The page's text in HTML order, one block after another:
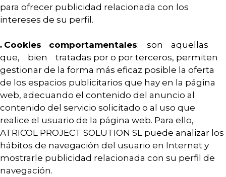
para ofrecer publicidad relacionada con los
intereses de su perfil.
Cookies comportamentales: son aquellas
que, bien tratadas por o por terceros, permiten
gestionar de la forma más eficaz posible la oferta
de los espacios publicitarios que hay en la página
web, adecuando el contenido del anuncio al
contenido del servicio solicitado o al uso que
realice el usuario de la página web. Para ello,
ATRICOL PROJECT SOLUTION SL puede analizar los
hábitos de navegación del usuario en Internet y
mostrarle publicidad relacionada con su perfil de
navegación.